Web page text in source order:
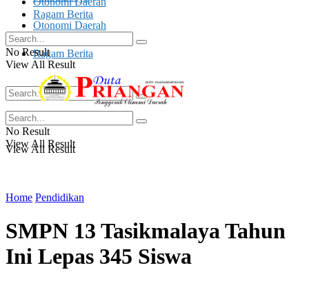
Otonomi Daerah
Ragam Berita
No Result
View All Result
Ragam Berita
No Result
View All Result
No Result
View All Result
Home Pendidikan
SMPN 13 Tasikmalaya Tahun
Ini Lepas 345 Siswa